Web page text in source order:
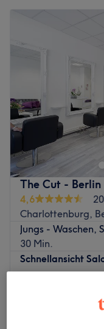
The Cut - Berlin
4,6
Charlottenburg,
Jungs - Waschen,
30 Min.
Schnellansicht